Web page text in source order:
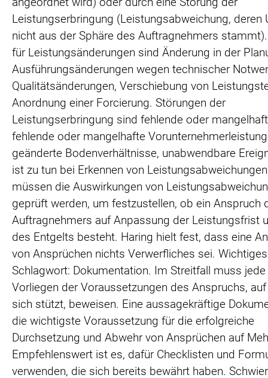
Leistungserbringung (Leistungsabweichung, deren
nicht aus der Sphäre des Auftragnehmers
für Leistungsänderungen sind Änderung in der
Ausführungsänderungen wegen technischer
Qualitätsänderungen, Verschiebung von
Anordnung einer Forcierung. Störungen der
Leistungserbringung sind fehlende oder
fehlende oder mangelhafte
geänderte Bodenverhältnisse, unabwendbare
ist zu tun bei Erkennen von
müssen die Auswirkungen von
geprüft werden, um festzustellen, ob ein Anspruch
Auftragnehmers auf Anpassung der Leistungsfrist
des Entgelts besteht. Haring hielt fest, dass eine
von Ansprüchen nichts Verwerfliches sei. Wichtiges
Schlagwort: Dokumentation. Im Streitfall muss
Vorliegen der Voraussetzungen des Anspruchs,
sich stützt, beweisen. Eine aussagekräftige
die wichtigste Voraussetzung für die erfolgreiche
Durchsetzung und Abwehr von Ansprüchen auf
Empfehlenswert ist es, dafür Checklisten und
verwenden, die sich bereits bewährt haben.